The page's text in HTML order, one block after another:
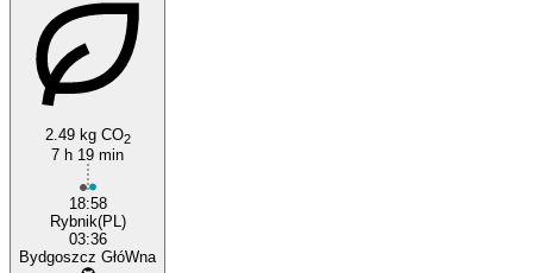
2.49 kg CO2
7 h 19 min
18:58
Rybnik(PL)
03:36
Bydgoszcz GłóWna